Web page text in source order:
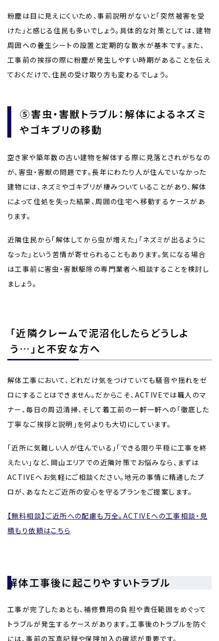
粉塵は目に見えにくいため、事前説明がないと「突然被害を受
けた」と感じる住民も多いでしょう。具体的な対策としては、建物
周囲への養生シートの設置と定期的な散水が基本です。また、
工事前の挨拶の際に粉塵が発生しやすい時期があることを伝え
ておくだけで、住民の受け取り方も変わるでしょう。
⑤害虫・害獣トラブル：解体によるネズミ
やゴキブリの移動
空き家や築年数の古い建物を解体する際に見落とされがちなの
が、害虫・害獣の問題です。長年にわたり人が住んでいなかった
建物には、ネズミやゴキブリが棲みついていることがあり、解体
によって住処を失った結果、周囲の住宅へ移動するケースがあ
ります。
近隣住民から「解体してから虫が増えた」「ネズミが出るように
なった」という苦情が寄せられることもあります。気になる場合
は工事前に害虫・害獣駆除の専門業者へ相談することを検討し
ましょう。
「近隣クレームで泥沼化したらどうしよ
う…」と不安な方へ
解体工事において、どれだけ気をつけていても騒音や揺れをゼ
ロにすることはできません。だからこそ、ACTIVEでは職人のマ
ナー、毎日の周辺清掃、そして着工前の一軒一軒への「徹底した
丁寧なご挨拶と説明」を何よりも大切にしています。
「近所に気難しい人が住んでいる」「できる限り平穏に工事を終
えたい」など、岡山エリアでの近隣対策でお悩みなら、まずは
ACTIVEへお気軽にご相談ください。地元の事情に精通したプ
ロが、あなたとご近所の安心を守るプランをご提案します。
【無料相談】ご近所への配慮も万全。ACTIVEへの工事相談・見
積もり依頼はこちら
解体工事後に起こりやすいトラブル
工事が完了したあとも、補修費用の負担や責任範囲をめぐって
トラブルが発生するケースがあります。工事後のトラブルを防ぐ
には、事前の写真記録や保険加入の確認が重要です。